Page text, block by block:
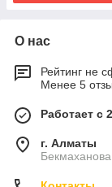
О нас
Рейтинг не
Менее 5
Работает с
г. Алматы